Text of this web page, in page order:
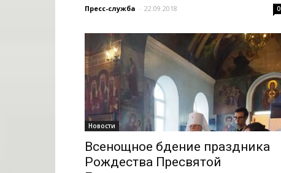
Пресс-служба - 22.09.2018 0
Новости
Всенощное бдение праздника
Рождества Пресвятой